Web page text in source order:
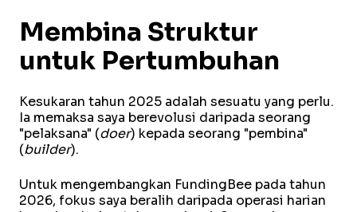
Membina Struktur
untuk Pertumbuhan
Kesukaran tahun 2025 adalah sesuatu yang perlu.
Ia memaksa saya berevolusi daripada seorang
"pelaksana" (doer) kepada seorang "pembina"
(builder).
Untuk mengembangkan FundingBee pada tahun
2026, fokus saya beralih daripada operasi harian